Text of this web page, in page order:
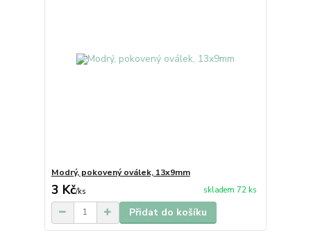
Modrý, pokovený oválek, 13x9mm
3 Kč/ks skladem 72 ks
Přidat do košíku